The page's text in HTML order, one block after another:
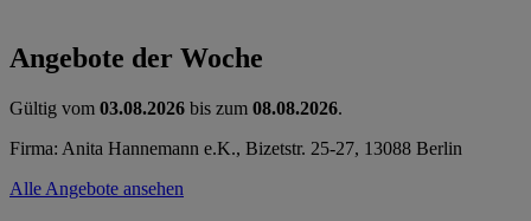
Angebote der Woche
Gültig vom 03.08.2026 bis zum 08.08.2026.
Firma: Anita Hannemann e.K., Bizetstr. 25-27, 13088 Berlin
Alle Angebote ansehen